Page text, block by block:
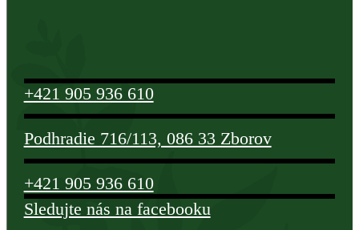
+421 905 936 610
Podhradie 716/113, 086 33 Zborov
+421 905 936 610
Sledujte nás na facebooku